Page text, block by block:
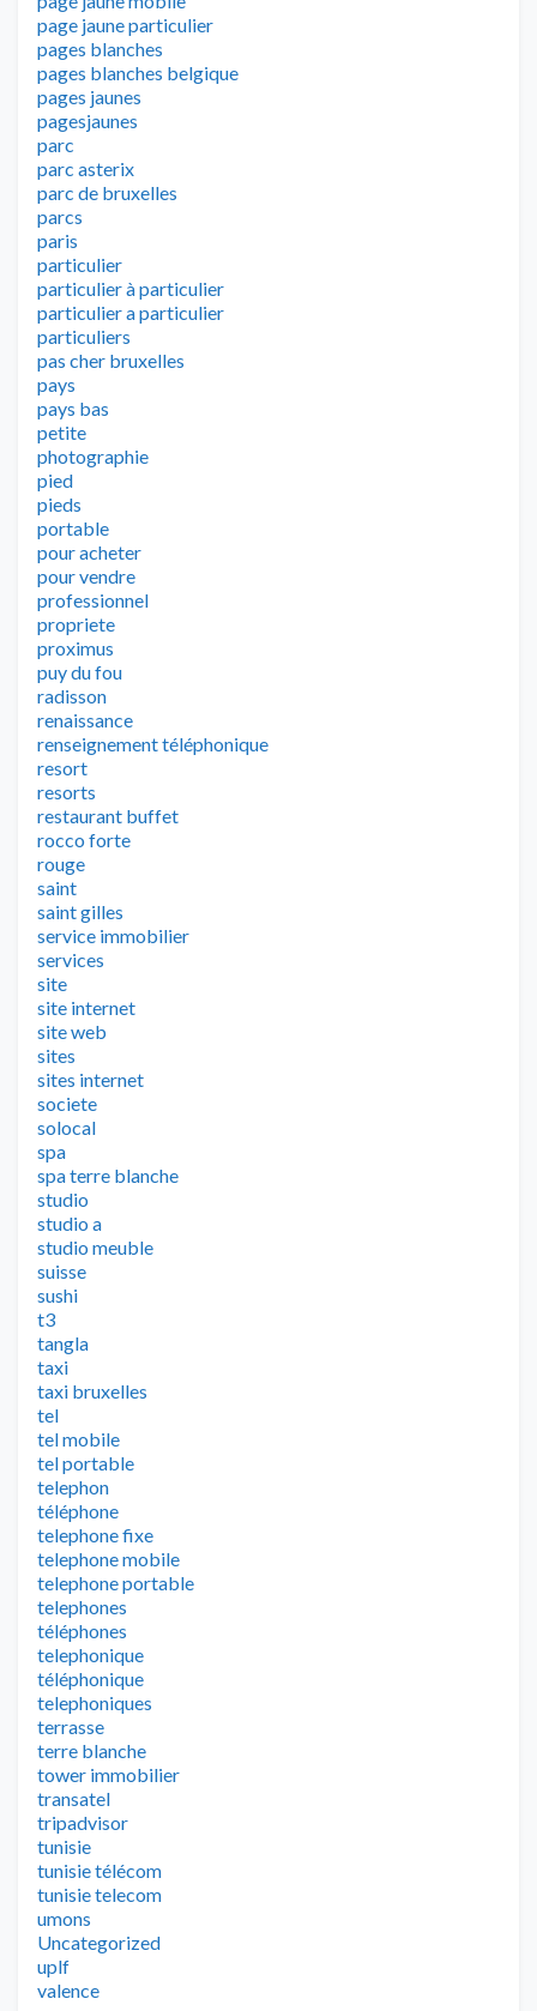
page jaune particulier
pages blanches
pages blanches belgique
pages jaunes
pagesjaunes
parc
parc asterix
parc de bruxelles
parcs
paris
particulier
particulier à particulier
particulier a particulier
particuliers
pas cher bruxelles
pays
pays bas
petite
photographie
pied
pieds
portable
pour acheter
pour vendre
professionnel
propriete
proximus
puy du fou
radisson
renaissance
renseignement téléphonique
resort
resorts
restaurant buffet
rocco forte
rouge
saint
saint gilles
service immobilier
services
site
site internet
site web
sites
sites internet
societe
solocal
spa
spa terre blanche
studio
studio a
studio meuble
suisse
sushi
t3
tangla
taxi
taxi bruxelles
tel
tel mobile
tel portable
telephon
téléphone
telephone fixe
telephone mobile
telephone portable
telephones
téléphones
telephonique
téléphonique
telephoniques
terrasse
terre blanche
tower immobilier
transatel
tripadvisor
tunisie
tunisie télécom
tunisie telecom
umons
Uncategorized
uplf
valence